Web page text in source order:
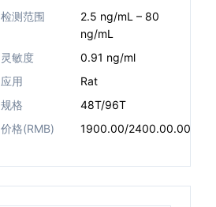
检测范围
2.5 ng/mL – 80
ng/mL
灵敏度
0.91 ng/ml
应用
Rat
规格
48T/96T
价格(RMB)
1900.00/2400.00.00